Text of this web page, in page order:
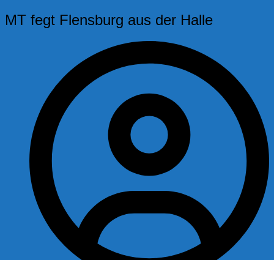
MT fegt Flensburg aus der Halle